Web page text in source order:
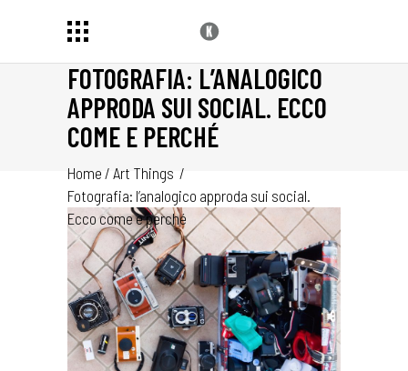
FOTOGRAFIA: L’ANALOGICO
APPRODA SUI SOCIAL. ECCO
COME E PERCHÉ
Home / Art Things /
Fotografia: l’analogico approda sui social.
Ecco come e perché